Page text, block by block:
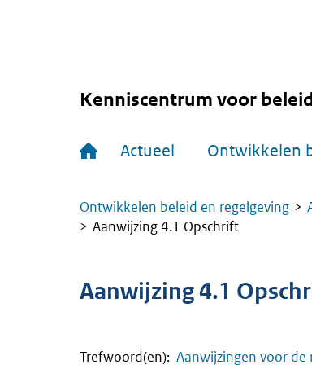
Kenniscentrum voor
Actueel Ontwikkelen
Kruimelpad
Ontwikkelen beleid en regelgeving
Aanwijzing 4.1 Opschrift
Aanwijzing 4.1
Trefwoord(en): Aanwijzingen voor de